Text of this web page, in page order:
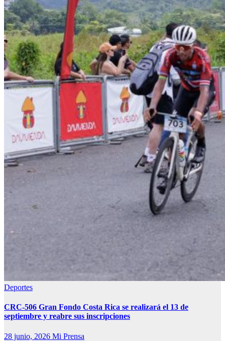
Deportes
CRC-506 Gran Fondo Costa Rica se realizará el 13 de
septiembre y reabre sus inscripciones
28 junio, 2026 Mi Prensa